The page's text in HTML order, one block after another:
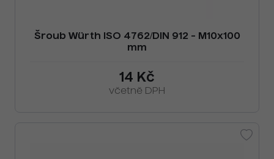
Šroub Würth ISO 4762/DIN 912 - M10x100
mm
14 Kč
včetně DPH